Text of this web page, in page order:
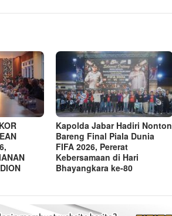
Kapolda Jabar Hadiri Nonton
Bareng Final Piala Dunia
FIFA 2026, Pererat
Kebersamaan di Hari
Bhayangkara ke-80